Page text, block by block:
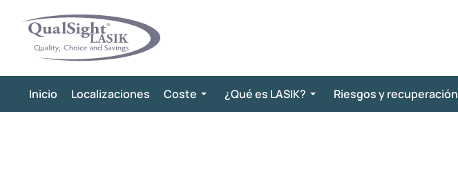
contenido
Inicio Localizaciones Coste ¿Qué es LASIK? Riesgos y recuperación